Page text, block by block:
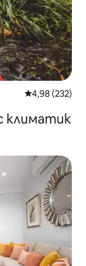
Средна
4,98 (232)
климатик